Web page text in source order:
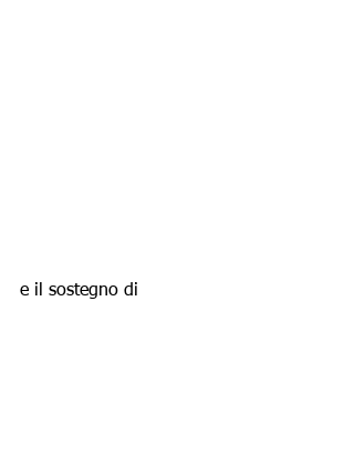
e il sostegno di